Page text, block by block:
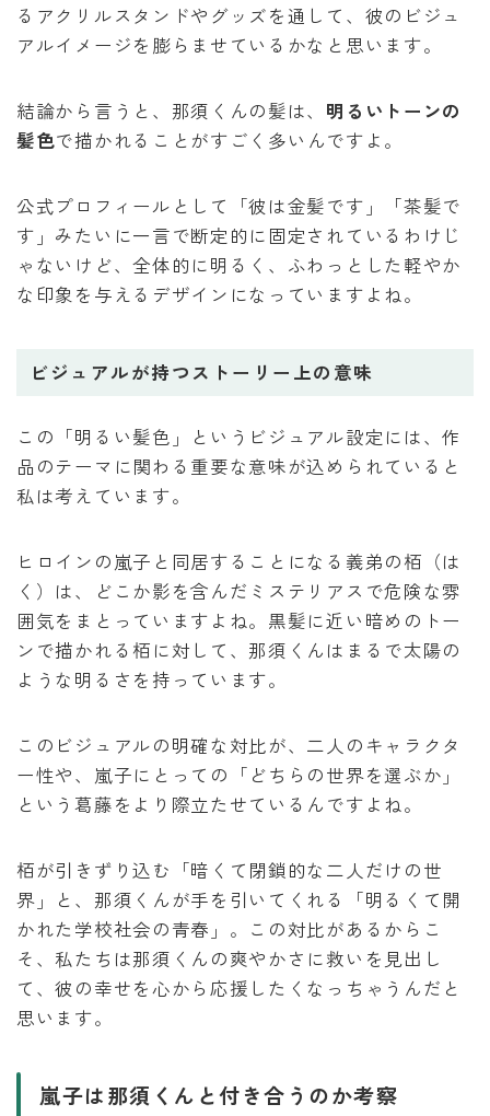
るアクリルスタンドやグッズを通して、彼のビジュ
アルイメージを膨らませているかなと思います。
結論から言うと、那須くんの髪は、 明るいトーンの
髪色で描かれることがすごく多いんですよ。
公式プロフィールとして「彼は金髪です」「茶髪で
す」みたいに一言で断定的に固定されているわけじ
ゃないけど、全体的に明るく、ふわっとした軽やか
な印象を与えるデザインになっていますよね。
ビジュアルが持つストーリー上の意味
この「明るい髪色」というビジュアル設定には、作
品のテーマに関わる重要な意味が込められていると
私は考えています。
ヒロインの嵐子と同居することになる義弟の栢（は
く）は、どこか影を含んだミステリアスで危険な雰
囲気をまとっていますよね。黒髪に近い暗めのトー
ンで描かれる栢に対して、那須くんはまるで太陽の
ような明るさを持っています。
このビジュアルの明確な対比が、二人のキャラクタ
ー性や、嵐子にとっての「どちらの世界を選ぶか」
という葛藤をより際立たせているんですよね。
栢が引きずり込む「暗くて閉鎖的な二人だけの世
界」と、那須くんが手を引いてくれる「明るくて開
かれた学校社会の青春」。この対比があるからこ
そ、私たちは那須くんの爽やかさに救いを見出し
て、彼の幸せを心から応援したくなっちゃうんだと
思います。
嵐子は那須くんと付き合うのか考察